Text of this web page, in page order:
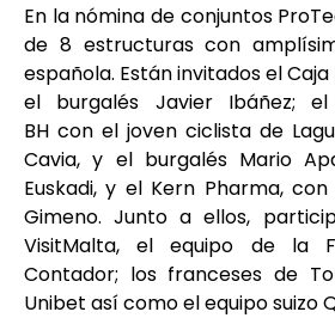
En la nómina de conjuntos
de 8 estructuras con
española. Están invitados el Caja
el burgalés Javier Ibáñez; el
BH con el joven ciclista de
Cavia, y el burgalés Mario
Euskadi, y el Kern Pharma,
Gimeno. Junto a ellos,
VisitMalta, el equipo de la
Contador; los franceses de
Unibet así como el equipo suizo